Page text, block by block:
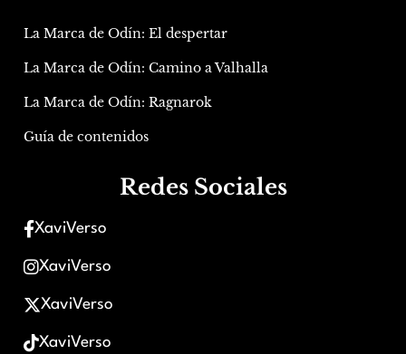
La Marca de Odín: El despertar
La Marca de Odín: Camino a Valhalla
La Marca de Odín: Ragnarok
Guía de contenidos
Redes Sociales
XaviVerso
XaviVerso
XaviVerso
XaviVerso